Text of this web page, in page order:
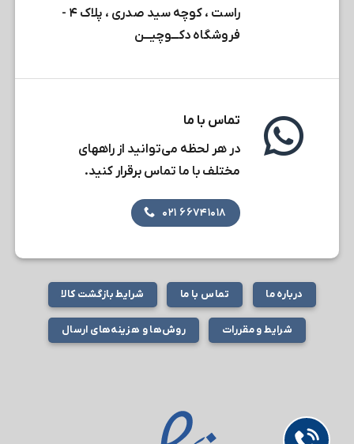
راست ، کوچه سید صدری ، پلاک ۴ -
فروشگاه دکـــوچیـــن
تماس با ما
در هر لحظه می‌توانید از راههای
مختلف با ما تماس برقرار کنید.
۶۶۷۴۱۰۱۸ ۰۲۱
درباره ما تماس با ما شرایط بازگشت کالا
شرایط و مقررات روش‌ها و هزینه‌های ارسال